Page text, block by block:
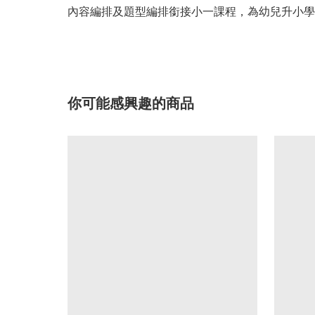
內容編排及題型編排銜接小一課程，為幼兒升小
你可能感興趣的商品